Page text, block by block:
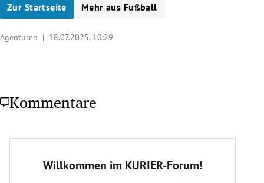
Zur Startseite Mehr aus Fußball
Agenturen | 18.07.2025, 10:29
Kommentare